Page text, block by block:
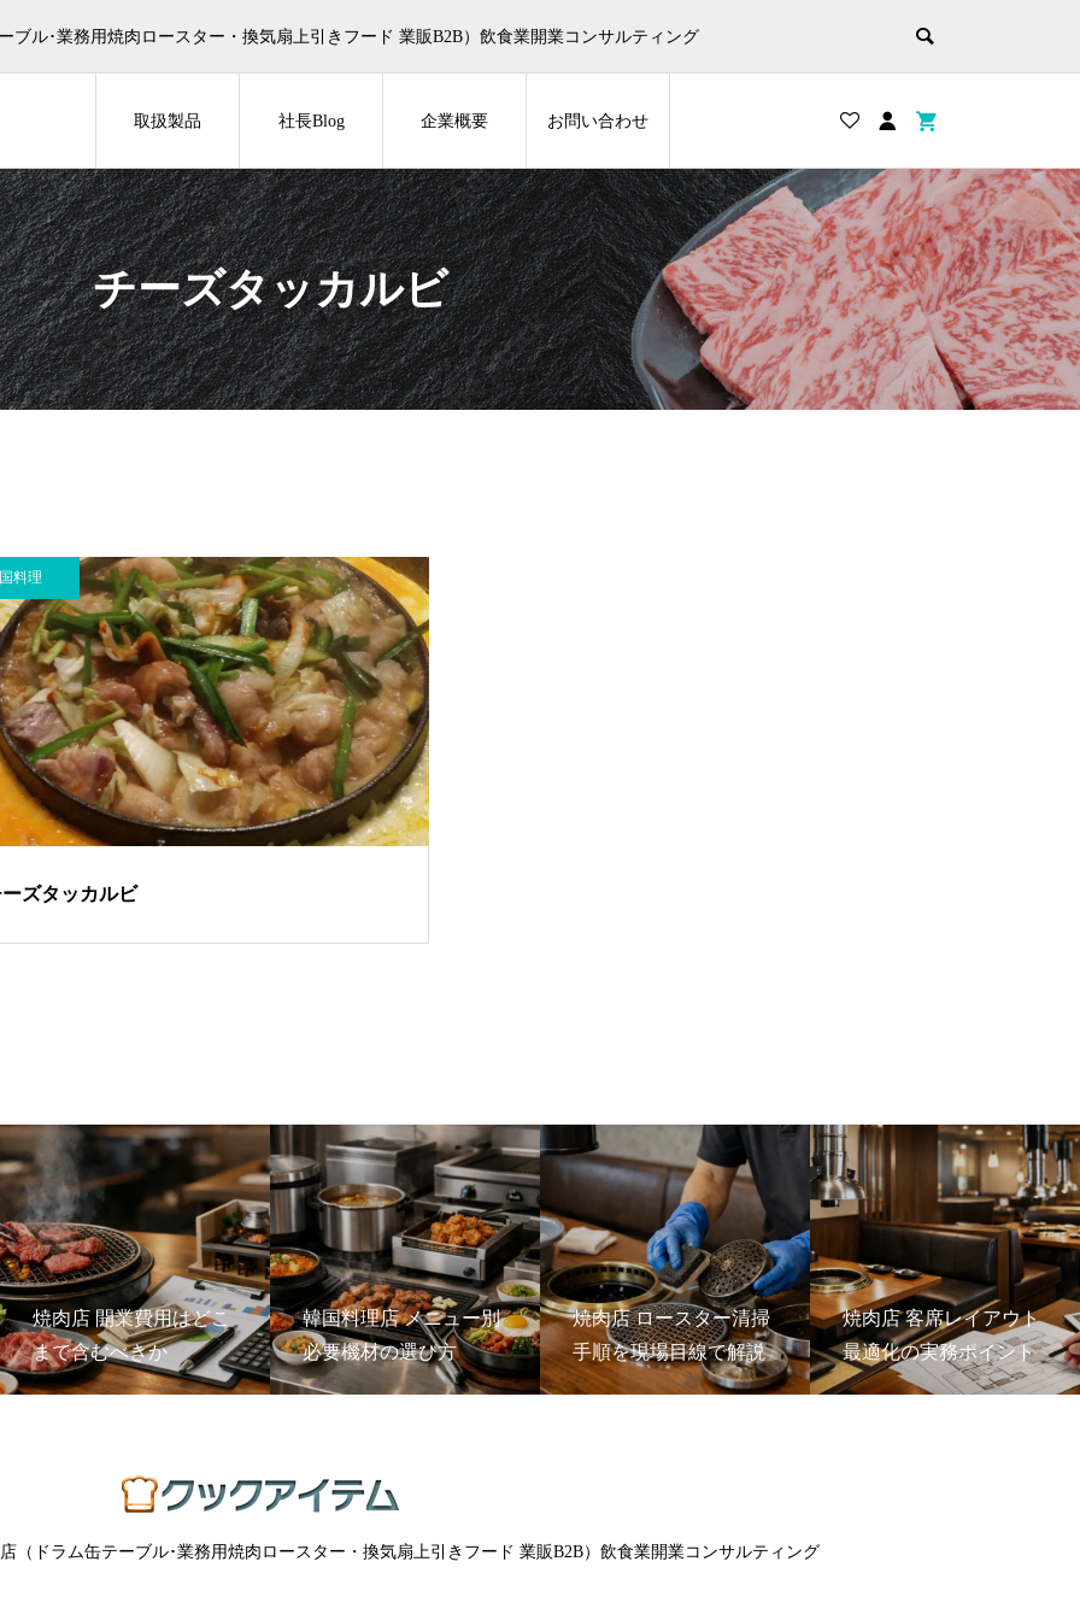
ブル･業務用焼肉ロースター・換気扇上引きフード 業販B2B）飲食業開業コンサルティング
取扱製品 社長Blog 企業概要 お問い合わせ
チーズタッカルビ
ズタッカルビ
料理
焼肉店 開業費用はどこ
まで含むべきか
韓国料理店 メニュー別
必要機材の選び方
焼肉店 ロースター清掃
手順を現場目線で解説
焼肉店 客席レイアウト
最適化の実務ポイント
（ドラム缶テーブル･業務用焼肉ロースター・換気扇上引きフード 業販B2B）飲食業開業コンサルティング